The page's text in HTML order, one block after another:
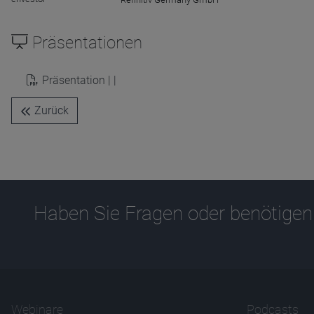
Präsentationen
Präsentation | |
Zurück
Haben Sie Fragen oder
Webinare Podcasts